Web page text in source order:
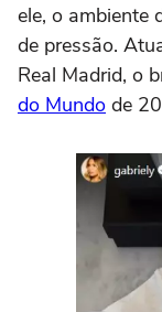
ele, o ambiente
de pressão.
Real Madrid, o
do Mundo de